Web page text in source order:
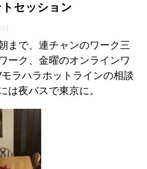
セッション
まで、連チャンのワーク三
ーク、金曜のオンラインワ
ラハラホットラインの相談
は夜バスで東京に。